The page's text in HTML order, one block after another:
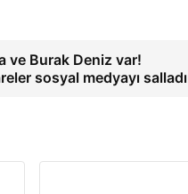
ve Burak Deniz var!
sosyal medyayı salladı